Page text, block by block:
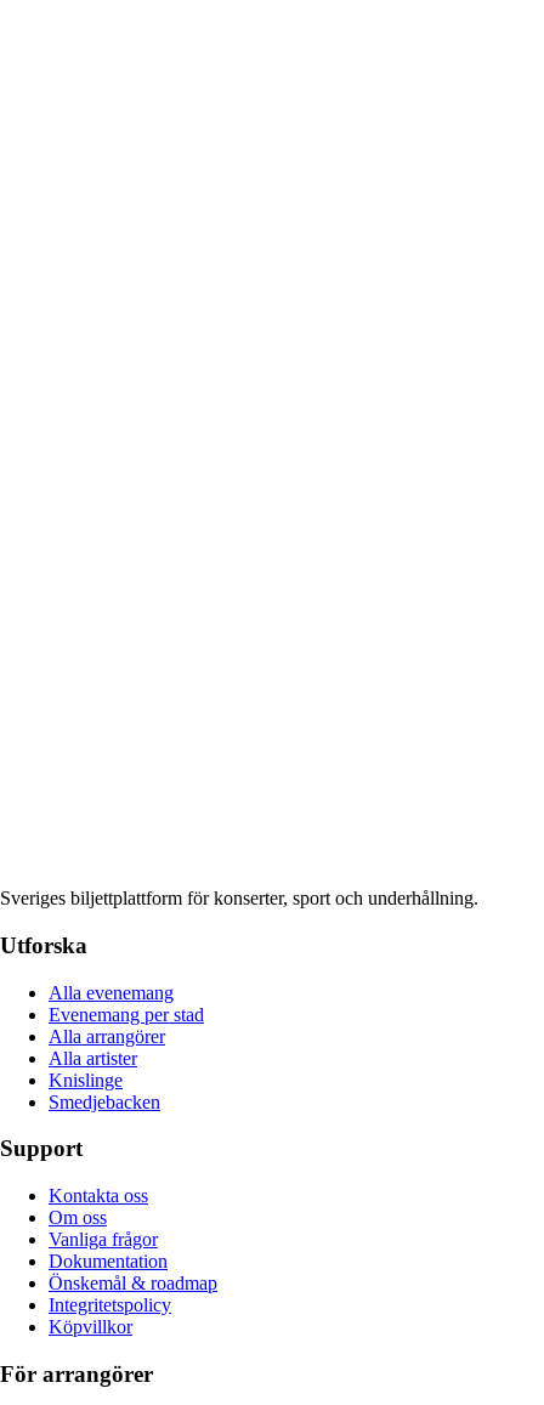
Sveriges biljettplattform för konserter, sport och underhållning.
Utforska
Alla evenemang
Evenemang per stad
Alla arrangörer
Alla artister
Knislinge
Smedjebacken
Support
Kontakta oss
Om oss
Vanliga frågor
Dokumentation
Önskemål & roadmap
Integritetspolicy
Köpvillkor
För arrangörer